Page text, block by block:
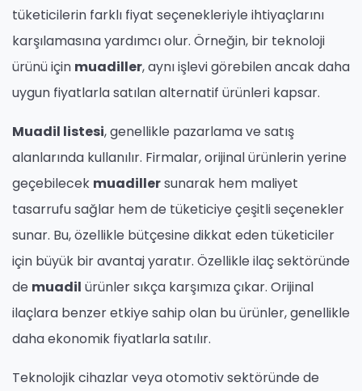
tüketicilerin farklı fiyat seçenekleriyle ihtiyaçlarını
karşılamasına yardımcı olur. Örneğin, bir teknoloji
ürünü için muadiller, aynı işlevi görebilen ancak daha
uygun fiyatlarla satılan alternatif ürünleri kapsar.
Muadil listesi, genellikle pazarlama ve satış
alanlarında kullanılır. Firmalar, orijinal ürünlerin yerine
geçebilecek muadillersunarak hem maliyet
tasarrufu sağlar hem de tüketiciye çeşitli seçenekler
sunar. Bu, özellikle bütçesine dikkat eden tüketiciler
için büyük bir avantaj yaratır. Özellikle ilaç sektöründe
de muadil ürünler sıkça karşımıza çıkar. Orijinal
ilaçlara benzer etkiye sahip olan bu ürünler, genellikle
daha ekonomik fiyatlarla satılır.
Teknolojik cihazlar veya otomotiv sektöründe de